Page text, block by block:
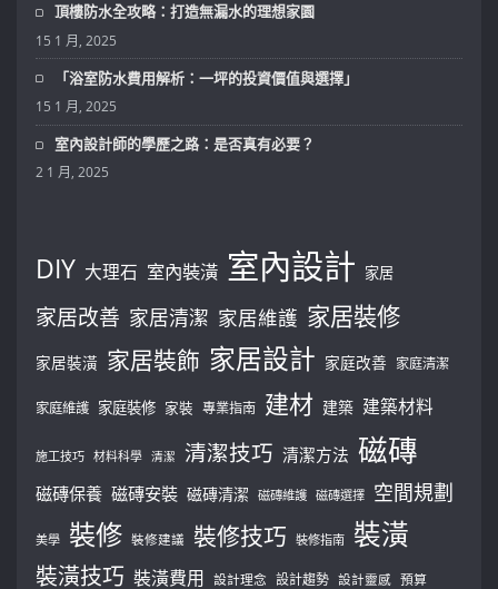
頂樓防水全攻略：打造無漏水的理想家園
15 1 月, 2025
「浴室防水費用解析：一坪的投資價值與選擇」
15 1 月, 2025
室內設計師的學歷之路：是否真有必要？
2 1 月, 2025
DIY 大理石 室內裝潢 室內設計 家居
家居改善 家居清潔 家居維護 家居裝修
家居裝潢 家居裝飾 家居設計 家庭改善 家庭清潔
家庭維護 家庭裝修 家裝 專業指南 建材 建築 建築材料
施工技巧 材料科學 清潔 清潔技巧 清潔方法 磁磚
磁磚保養 磁磚安裝 磁磚清潔 磁磚維護 磁磚選擇 空間規劃
美學 裝修 裝修建議 裝修技巧 裝修指南 裝潢
裝潢技巧 裝潢費用 設計理念 設計趨勢 設計靈感 預算